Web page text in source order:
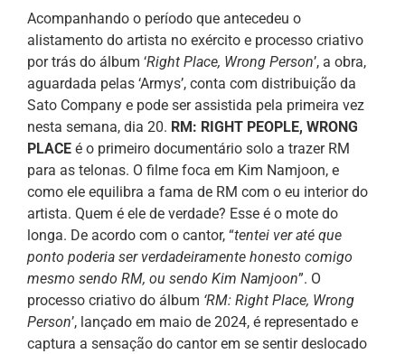
Acompanhando o período que antecedeu o
alistamento do artista no exército e processo criativo
por trás do álbum ‘Right Place, Wrong Person’, a obra,
aguardada pelas ‘Armys’, conta com distribuição da
Sato Company e pode ser assistida pela primeira vez
nesta semana, dia 20. RM: RIGHT PEOPLE, WRONG
PLACE é o primeiro documentário solo a trazer RM
para as telonas. O filme foca em Kim Namjoon, e
como ele equilibra a fama de RM com o eu interior do
artista. Quem é ele de verdade? Esse é o mote do
longa. De acordo com o cantor, “tentei ver até que
ponto poderia ser verdadeiramente honesto comigo
mesmo sendo RM, ou sendo Kim Namjoon”. O
processo criativo do álbum ‘RM: Right Place, Wrong
Person’, lançado em maio de 2024, é representado e
captura a sensação do cantor em se sentir deslocado